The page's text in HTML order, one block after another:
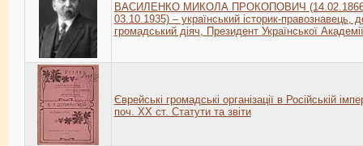
ВАСИЛЕНКО МИКОЛА ПРОКОПОВИЧ
03.10.1935) – український історик-правознавець,
громадський діяч, Президент Української
Єврейські громадські організації в Російській
поч. XX ст. Статути та звіти